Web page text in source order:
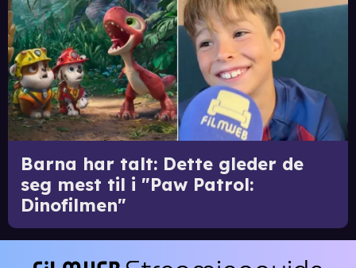
Barna har talt: Dette gleder de
seg mest til i "Paw Patrol:
Dinofilmen"